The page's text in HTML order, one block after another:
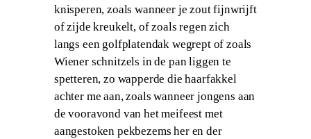
knisperen, zoals wanneer je zout fijnwrijft
of zijde kreukelt, of zoals regen zich
langs een golfplatendak wegrept of zoals
Wiener schnitzels in de pan liggen te
spetteren, zo wapperde die haarfakkel
achter me aan, zoals wanneer jongens aan
de vooravond van het meifeest met
aangestoken pekbezems her en der